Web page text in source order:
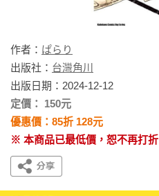
作者： ぱらり
出版社： 台灣角川
出版日期：2024-12-12
定價： 150元
優惠價：85折 128元
※ 本商品已最低價，恕不再打折